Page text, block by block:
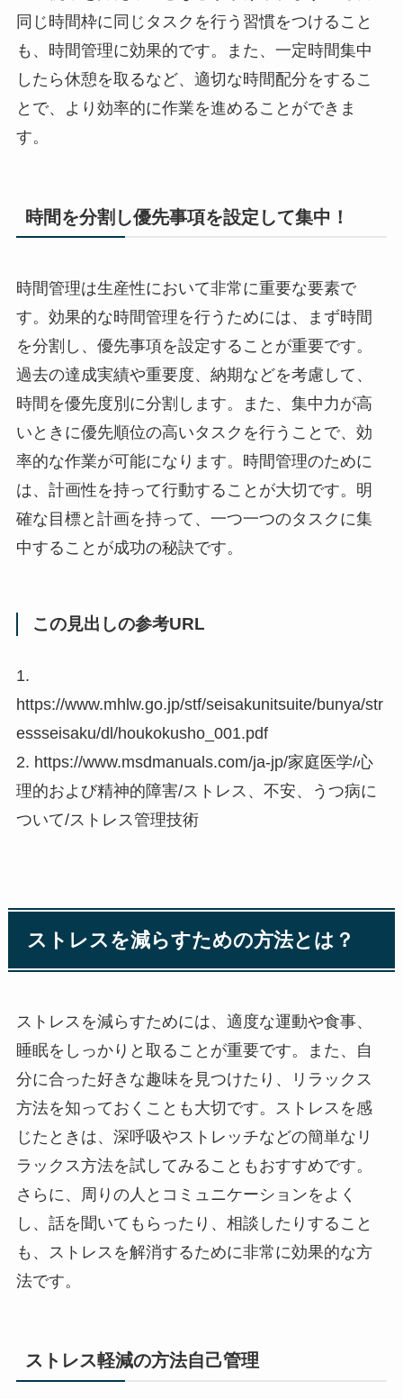
同じ時間枠に同じタスクを行う習慣をつけること
も、時間管理に効果的です。また、一定時間集中
したら休憩を取るなど、適切な時間配分をするこ
とで、より効率的に作業を進めることができま
す。
時間を分割し優先事項を設定して集中！
時間管理は生産性において非常に重要な要素で
す。効果的な時間管理を行うためには、まず時間
を分割し、優先事項を設定することが重要です。
過去の達成実績や重要度、納期などを考慮して、
時間を優先度別に分割します。また、集中力が高
いときに優先順位の高いタスクを行うことで、効
率的な作業が可能になります。時間管理のために
は、計画性を持って行動することが大切です。明
確な目標と計画を持って、一つ一つのタスクに集
中することが成功の秘訣です。
この見出しの参考URL
1.
https://www.mhlw.go.jp/stf/seisakunitsuite/bunya/str
essseisaku/dl/houkokusho_001.pdf
2. https://www.msdmanuals.com/ja-jp/家庭医学/心
理的および精神的障害/ストレス、不安、うつ病に
ついて/ストレス管理技術
ストレスを減らすための方法とは？
ストレスを減らすためには、適度な運動や食事、
睡眠をしっかりと取ることが重要です。また、自
分に合った好きな趣味を見つけたり、リラックス
方法を知っておくことも大切です。ストレスを感
じたときは、深呼吸やストレッチなどの簡単なリ
ラックス方法を試してみることもおすすめです。
さらに、周りの人とコミュニケーションをよく
し、話を聞いてもらったり、相談したりすること
も、ストレスを解消するために非常に効果的な方
法です。
ストレス軽減の方法自己管理